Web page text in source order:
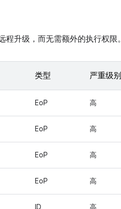
升级，而无需额外的执行权限。
类型 严重级别
EoP 高
EoP 高
EoP 高
EoP 高
ID 高